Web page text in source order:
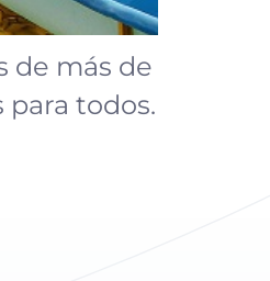
de más de
para todos.